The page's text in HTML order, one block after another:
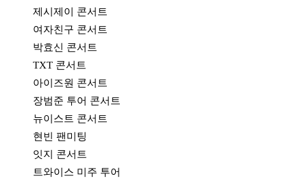
제시제이 콘서트
여자친구 콘서트
박효신 콘서트
TXT 콘서트
아이즈원 콘서트
장범준 투어 콘서트
뉴이스트 콘서트
현빈 팬미팅
잇지 콘서트
트와이스 미주 투어